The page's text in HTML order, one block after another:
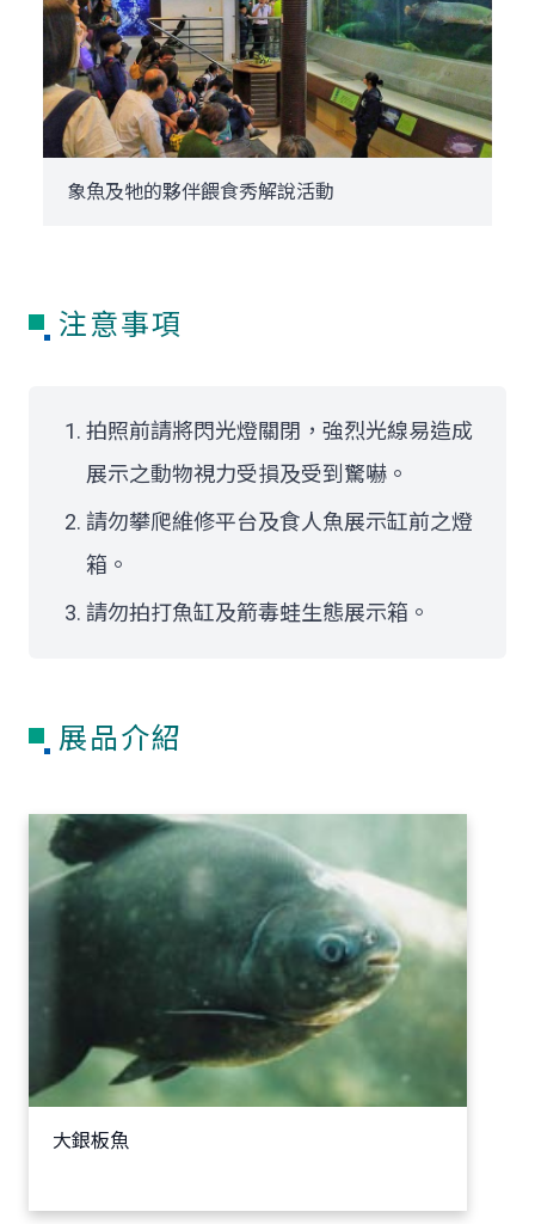
象魚及牠的夥伴餵食秀解說活動
注意事項
拍照前請將閃光燈關閉，強烈光線易造成
展示之動物視力受損及受到驚嚇。
請勿攀爬維修平台及食人魚展示缸前之燈
箱。
請勿拍打魚缸及箭毒蛙生態展示箱。
展品介紹
大銀板魚